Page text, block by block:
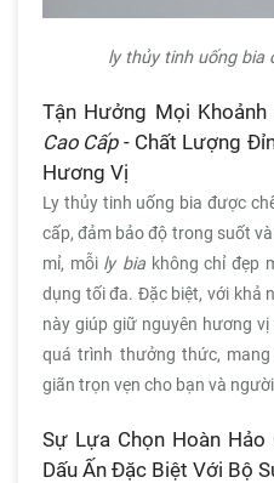
ly thủy tinh uống bia
Tận Hưởng Mọi Khoảnh
Cao Cấp- Chất Lượng
Hương Vị
Ly thủy tinh uống bia được
cấp, đảm bảo độ trong suốt
mỉ, mỗi ly bia không chỉ đẹp
dụng tối đa. Đặc biệt, với khả
này giúp giữ nguyên hương
quá trình thưởng thức,
giãn trọn vẹn cho bạn và
Sự Lựa Chọn Hoàn
Dấu Ấn Đặc Biệt Với Bộ